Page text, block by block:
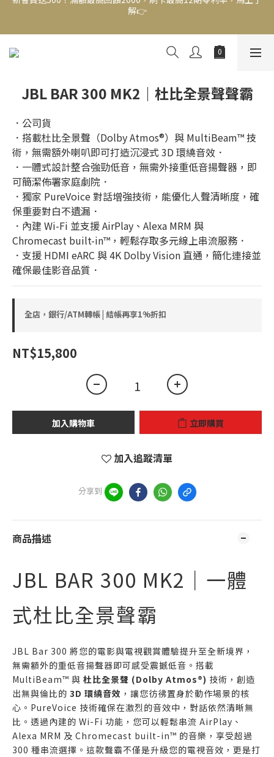
新會員送500！滿額最高回饋2000，刷卡最高12期零利率，馬上了
新會員送500！滿額最高回饋2000，刷卡最高12期零利率，馬上了
JBL BAR 300 MK2｜杜比全景聲聲霸
．公司貨
．搭載杜比全景聲（Dolby Atmos®）與 MultiBeam™ 技
術，無需額外喇叭即可打造沉浸式 3D 環繞音效．
．一體式設計整合強勁低音，無需外接重低音揚聲器，即
可簡潔佈署家庭劇院．
．獨家 PureVoice 對話增強技術，能優化人聲清晰度，確
保重要對白不遺漏．
．內建 Wi-Fi 並支援 AirPlay、Alexa MRM 與
Chromecast built-in™，輕鬆存取多元線上串流服務．
．支援 HDMI eARC 與 4K Dolby Vision 直通，簡化連接並
確保最佳影音品質．
全店，銀行/ATM轉帳 | 結帳再享1%折扣
NT$15,800
加入購物車 立即購買
加入追蹤清單
分享到
商品描述
JBL BAR 300 MK2｜一體
式杜比全景聲霸
JBL Bar 300 將您的電影與電視觀賞體驗提升至全新境界，
無需額外的重低音揚聲器即可感受震撼低音。搭載
MultiBeam™ 與 杜比全景聲 (Dolby Atmos®) 技術，創造
出無與倫比的 3D 環繞音效 ，讓您彷彿置身於動作場景的核
心。PureVoice 技術確保在激烈的音效中，對話依然清晰無
比。透過內建的 Wi-Fi 功能，您可以輕鬆串流 AirPlay、
Alexa MRM 及 Chromecast built-in™ 的音樂，享受超過
300 種串流選擇。這款聲霸不僅是升級您的電視音效，更是打